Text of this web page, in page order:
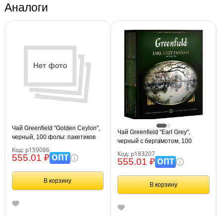
Аналоги
Чай Greenfield "Golden Ceylon",
черный, 100 фольг. пакетиков
Код: р159086
555.01 ₽ОПТ
В корзину
Чай Greenfield "Earl Grey",
черный с бергамотом, 100
Код: р183207
555.01 ₽ОПТ
В корзину